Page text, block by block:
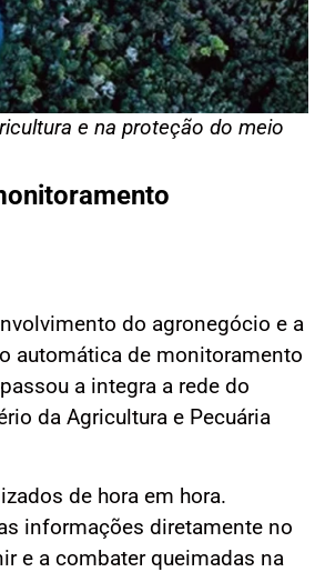
e na proteção do meio
do agronegócio e a
automática de monitoramento
a integra a rede do
da Agricultura e Pecuária
de hora em hora.
informações diretamente no
e a combater queimadas na